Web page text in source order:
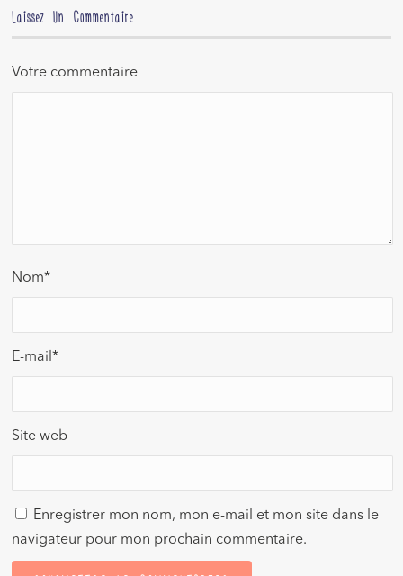
Laissez Un Commentaire
Votre commentaire
Nom*
E-mail*
Site web
Enregistrer mon nom, mon e-mail et mon site dans le
navigateur pour mon prochain commentaire.